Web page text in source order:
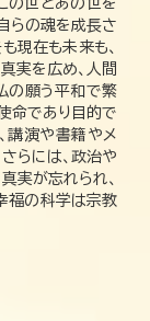
の世とあの世を
らの魂を成長さ
現在も未来も、
実を広め、人間
の願う平和で繁
命であり目的で
講演や書籍やメ
らには、政治や
実が忘れられ、
福の科学は宗教